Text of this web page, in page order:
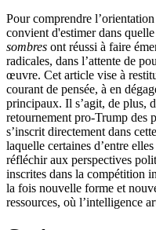
Pour comprendre
convient d'estimer dans
sombres ont réussi à faire
radicales, dans l’attente de
œuvre. Cet article vise à
courant de pensée, à en
principaux. Il s’agit, de plus,
retournement pro-Trump des
s’inscrit directement dans
laquelle certaines d’entre
réfléchir aux perspectives
inscrites dans la compétition
la fois nouvelle forme et
ressources, où l’intelligence